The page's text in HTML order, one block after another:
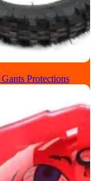
Gants Protections